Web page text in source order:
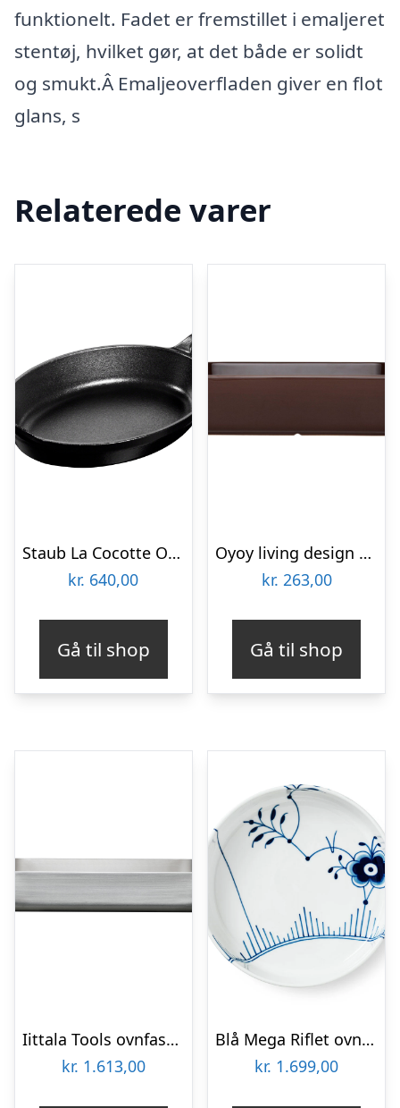
funktionelt. Fadet er fremstillet i emaljeret
stentøj, hvilket gør, at det både er solidt
og smukt.Â Emaljeoverfladen giver en flot
glans, s
Relaterede varer
Staub La Cocotte Ovalt ovnfast fad 21cm. 0,7 liter, sort
kr. 640,00
Gå til shop
Oyoy living design Yuka ovnfast fad 32×17,5 cm, terrakotta
kr. 263,00
Gå til shop
Iittala Tools ovnfast fad stort
kr. 1.613,00
Blå Mega Riflet ovnfast rundt fad – Ø27 cm.
kr. 1.699,00